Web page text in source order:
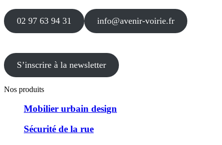
02 97 63 94 31 info@avenir-voirie.fr
S’inscrire à la newsletter
Nos produits
Mobilier urbain design
Sécurité de la rue